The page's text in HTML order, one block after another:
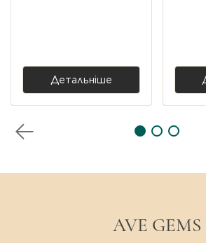
Детальніше
AVE GEMS